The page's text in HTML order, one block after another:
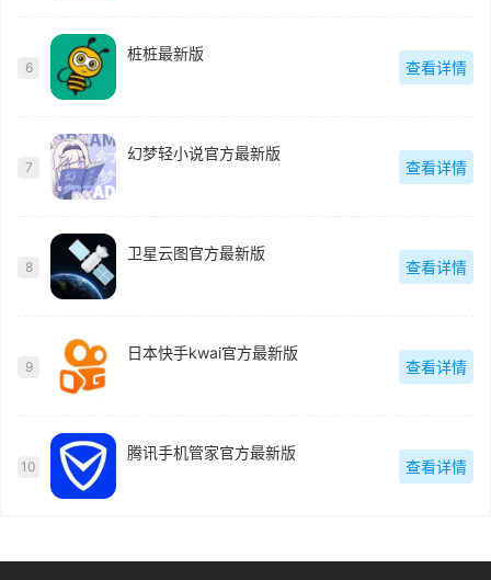
6
桩桩最新版
查看详情
7
幻梦轻小说官方最新版
查看详情
8
卫星云图官方最新版
查看详情
9
日本快手kwai官方最新版
查看详情
10
腾讯手机管家官方最新版
查看详情